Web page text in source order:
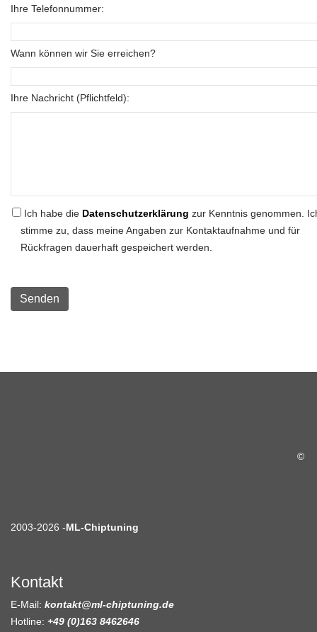
Ihre Telefonnummer:
Wann können wir Sie erreichen?
Ihre Nachricht (Pflichtfeld):
Ich habe die Datenschutzerklärung zur Kenntnis genommen.
stimme zu, dass meine Angaben zur Kontaktaufnahme und für
Rückfragen dauerhaft gespeichert werden.
©
2003-2026 -ML-Chiptuning
Kontakt
E-Mail: kontakt@ml-chiptuning.de
Hotline: +49 (0)163 8462646